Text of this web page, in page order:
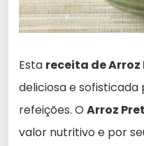
Esta receita de Arroz
deliciosa e
refeições. O Arroz
valor nutritivo e por